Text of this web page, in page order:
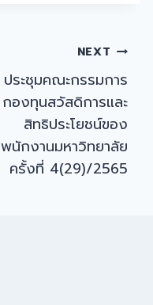
NEXT
ประชุมคณะกรรมการ
กองทุนสวัสดิการและ
สิทธิประโยชน์ของ
พนักงานมหาวิทยาลัย
ครั้งที่ 4(29)/2565